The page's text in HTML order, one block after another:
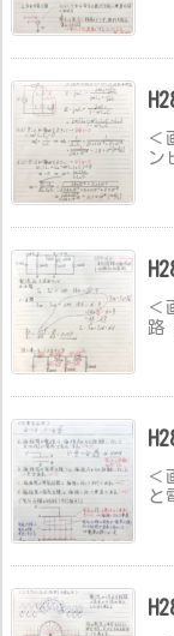
＜
ン
＜
路
＜
と